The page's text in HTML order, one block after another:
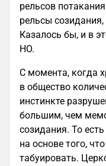
рельсов
рельсы
Казалось бы, и в
НО.
С момента, когда
в общество
инстинкте
большим, чем
созидания. То
на основе того,
табуировать.